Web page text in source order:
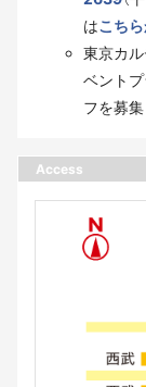
はこち
東京カ
ベントプ
フを募集
Access